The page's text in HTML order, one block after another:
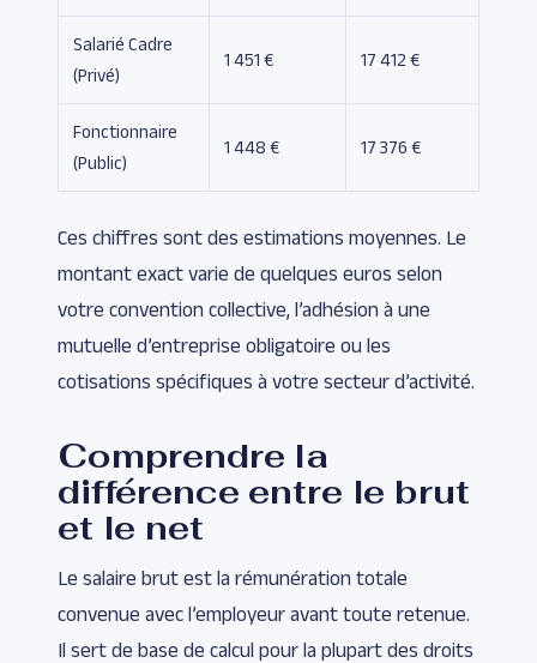
Salarié Cadre
(Privé)
1 451 € 17 412 €
Fonctionnaire
(Public)
1 448 € 17 376 €
Ces chiffres sont des estimations moyennes. Le
montant exact varie de quelques euros selon
votre convention collective, l’adhésion à une
mutuelle d’entreprise obligatoire ou les
cotisations spécifiques à votre secteur d’activité.
Comprendre la
différence entre le brut
et le net
Le salaire brut est la rémunération totale
convenue avec l’employeur avant toute retenue.
Il sert de base de calcul pour la plupart des droits